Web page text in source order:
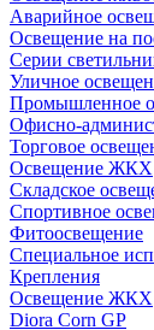
Аварийное
Освещение на
Серии
Уличное
Промышленное
Офисно-
Торговое
Освещение ЖКХ
Складское
Спортивное
Фитоосвещение
Специальное
Крепления
Освещение ЖКХ
Diora Corn GP